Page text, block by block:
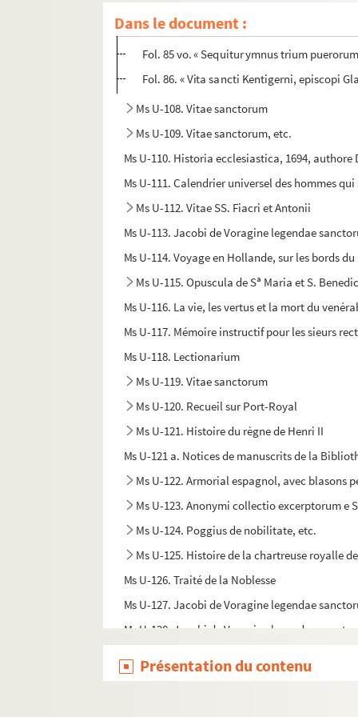
Dans le document :
Fol. 84. « Hymnus in honore sancti patris
Fol. 85 vo. « Sequentis ymni prohemium
Fol. 85 vo. « Sequitur ymnus trium
Fol. 86. « Vita sancti Kentigerni, episcopi
Ms U-108. Vitae sanctorum
Ms U-109. Vitae sanctorum, etc.
Ms U-110. Historia ecclesiastica, 1694,
Ms U-111. Calendrier universel des hommes
Ms U-112. Vitae SS. Fiacri et Antonii
Ms U-113. Jacobi de Voragine legendae
Ms U-114. Voyage en Hollande, sur les bords
Ms U-115. Opuscula de Sa Maria et S.
Ms U-116. La vie, les vertus et la mort du
Ms U-117. Mémoire instructif pour les sieurs
Ms U-118. Lectionarium
Ms U-119. Vitae sanctorum
Ms U-120. Recueil sur Port-Royal
Ms U-121. Histoire du règne de Henri II
Ms U-121 a. Notices de manuscrits de la
Ms U-122. Armorial espagnol, avec blasons
Ms U-123. Anonymi collectio excerptorum e
Ms U-124. Poggius de nobilitate, etc.
Ms U-125. Histoire de la chartreuse royalle
Ms U-126. Traité de la Noblesse
Ms U-127. Jacobi de Voragine legendae
Ms U-128. Jacobi de Voragine legendae
Ms U-130. Anonyme. Traité des Bibliothèques
Présentation du contenu